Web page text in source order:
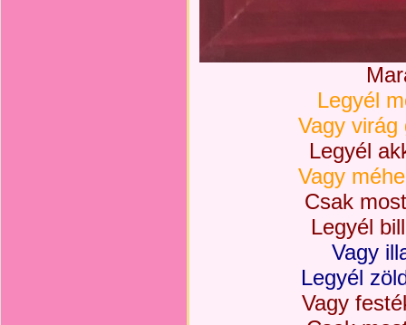
Legyél
Vagy virág
Legyél
Vagy
Csak
Legyél
Vagy
Legyél
Vagy